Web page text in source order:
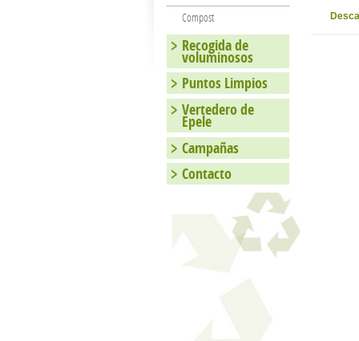
Compost
Recogida de
voluminosos
Puntos Limpios
Vertedero de
Epele
Campañas
Contacto